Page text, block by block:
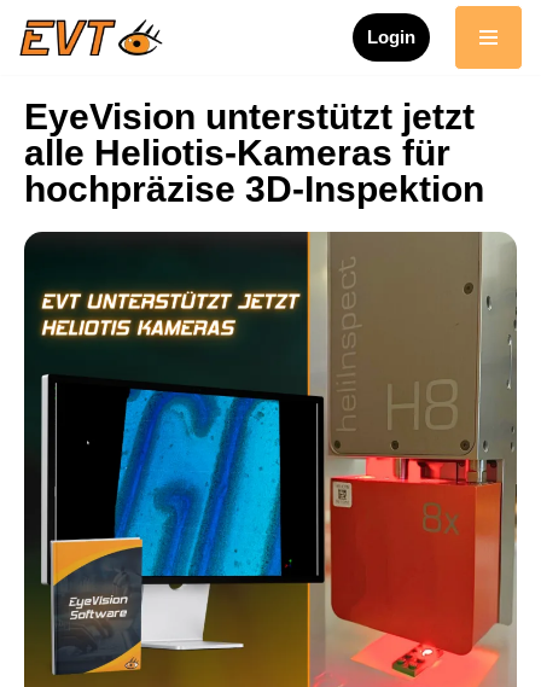
springen
Login
EyeVision unterstützt jetzt
alle Heliotis-Kameras für
hochpräzise 3D-Inspektion